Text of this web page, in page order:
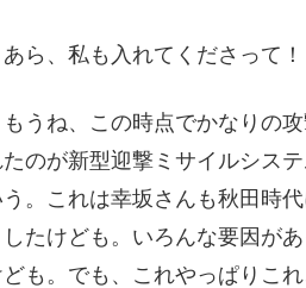
あら、私も入れてくださって！
もうね、この時点でかなりの
のが新型迎撃ミサイルシス
。これは幸坂さんも秋田時
たけども。いろんな要因が
も。でも、これやっぱりこ